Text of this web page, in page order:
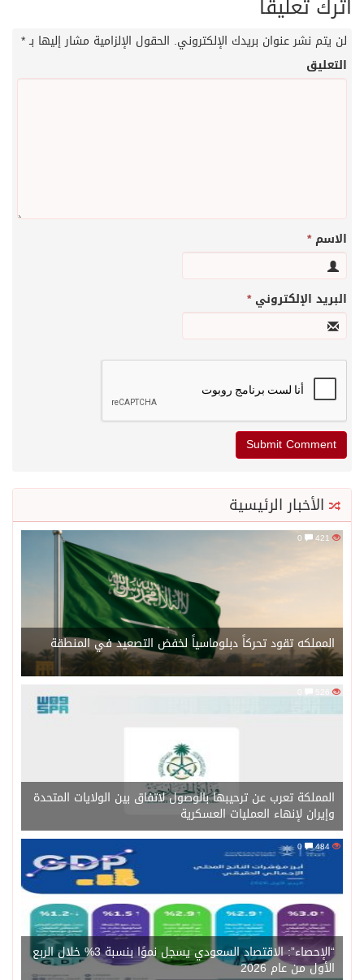
لن يتم نشر عنوان بريدك الإلكتروني. الحقول الإلزامية مشار إليها بـ*
التعليق
الاسم*
البريد الإلكتروني*
الأخبار الرئيسية
المملكه تقود تحركاً دبلوماسياً لخفض التصعيد في المنطقة
526
المملكة تعرب عن ترحيبها بالوصول لاتفاق بين الولايات المتحدة
وإيران لإنهاء العمليات العسكرية
484
“الإحصاء”: الاقتصاد السعودي يسجل نموًا بنسبة 3% خلال الربع
الأول من عام 2026